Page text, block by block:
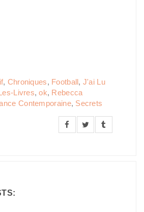
, Chroniques, Football, J'ai Lu
Livres,ok, Rebecca
Contemporaine, Secrets